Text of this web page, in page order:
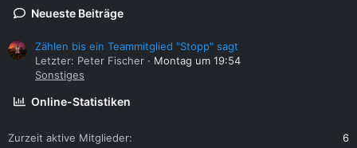
Neueste Beiträge
Zählen bis ein Teammitglied "Stopp" sagt
Letzter: Peter Fischer
Montag um 19:54
Sonstiges
Online-Statistiken
Zurzeit aktive Mitglieder
6